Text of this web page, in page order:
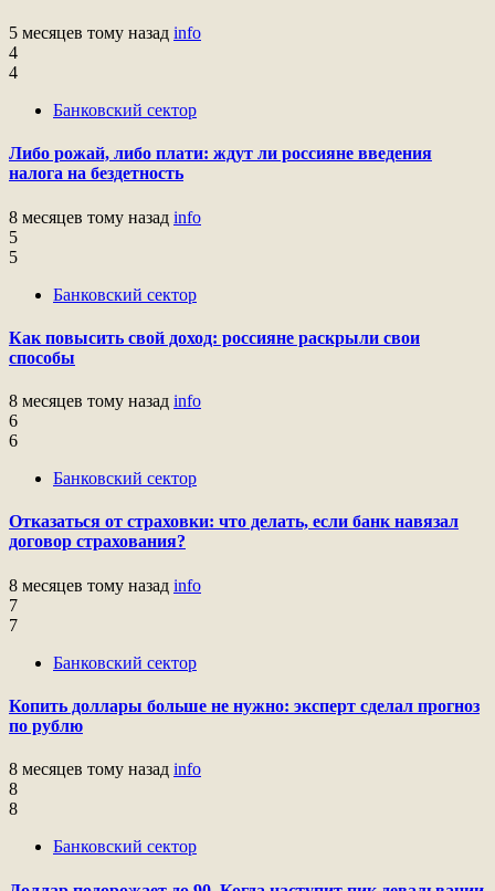
5 месяцев тому назад info
4
4
Банковский сектор
Либо рожай, либо плати: ждут ли россияне введения
налога на бездетность
8 месяцев тому назад info
5
5
Банковский сектор
Как повысить свой доход: россияне раскрыли свои
способы
8 месяцев тому назад info
6
6
Банковский сектор
Отказаться от страховки: что делать, если банк навязал
договор страхования?
8 месяцев тому назад info
7
7
Банковский сектор
Копить доллары больше не нужно: эксперт сделал прогноз
по рублю
8 месяцев тому назад info
8
8
Банковский сектор